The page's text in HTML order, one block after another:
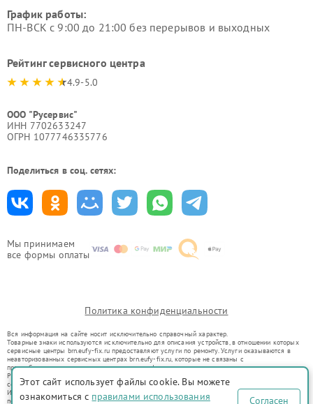
Мы принимаем
все формы оплаты
График работы:
ПН-ВСК с 9:00 до 21:00 без перерывов и выходных
Рейтинг сервисного центра
4.9-5.0
ООО "Русервис"
ИНН 7702633247
ОГРН 1077746335776
Поделиться в соц. сетях:
Политика конфиденциальности
Вся информация на сайте носит исключительно справочный характер.
Товарные знаки используются исключительно для описания устройств, в отношении которых
сервисные центры brn.eufy-fix.ru предоставляют услуги по ремонту. Услуги оказываются в
неавторизованных сервисных центрах brn.eufy-fix.ru, которые не связаны с
правообладателями товарных знаков или их официальными представителями.
Ремонт осуществляется для устройств, уже введенных в гражданский оборот в соответствии
со статьей 1487 ГК РФ.
Использование товарных знаков не преследует цели индивидуализации услуг или введения
потребителей в заблуждение, а служит для информирования о предоставляемых услугах по
Этот сайт использует файлы cookie. Вы можете
ознакомиться с правилами использования Согласен